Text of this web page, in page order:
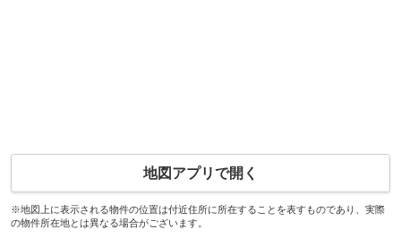
地図アプリで開く
※地図上に表示される物件の位置は付近住所に所在することを表すものであり、実際
の物件所在地とは異なる場合がございます。